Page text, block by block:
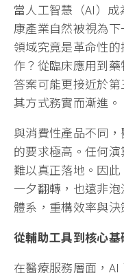
當人工智慧（AI）
康產業自然被視為
領域究竟是革命性
作？從臨床應用到藥
答案可能更接近於
其方式務實而漸進。
與消費性產品不同，
的要求極高。任何
難以真正落地。因
一夕翻轉，也遠非
體系，重構效率與決
從輔助工具到核心
在醫療服務層面，